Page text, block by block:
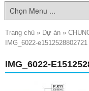
Trang chủ » Dự án »
IMG_6022-e1512528802721
IMG_6022-